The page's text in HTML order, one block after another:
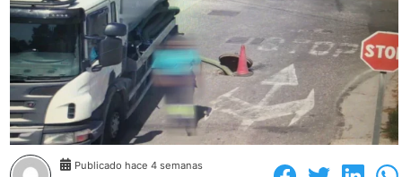
Publicado hace 4 semanas